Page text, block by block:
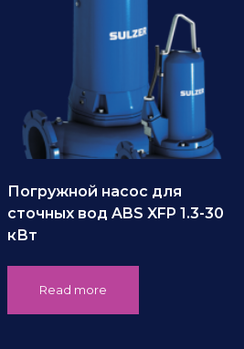
Погружной насос для
сточных вод ABS XFP 1.3-30
кВт
Read more